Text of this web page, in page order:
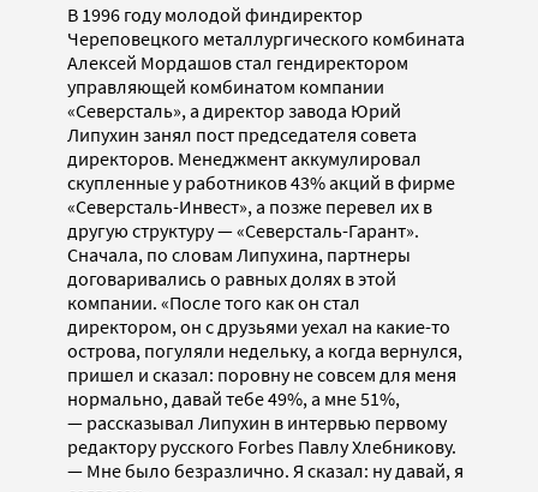
В 1996 году молодой финдиректор
Череповецкого металлургического комбината
Алексей Мордашов стал гендиректором
управляющей комбинатом компании
«Северсталь», а директор завода Юрий
Липухин занял пост председателя совета
директоров. Менеджмент аккумулировал
скупленные у работников 43% акций в фирме
«Северсталь-Инвест», а позже перевел их в
другую структуру — «Северсталь-Гарант».
Сначала, по словам Липухина, партнеры
договаривались о равных долях в этой
компании. «После того как он стал
директором, он с друзьями уехал на какие-то
острова, погуляли недельку, а когда вернулся,
пришел и сказал: поровну не совсем для меня
нормально, давай тебе 49%, а мне 51%,
— рассказывал Липухин в интервью первому
редактору русского Forbes Павлу Хлебникову.
— Мне было безразлично. Я сказал: ну давай, я